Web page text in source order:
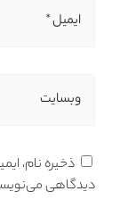
ایمیل *
وبسایت
ذخیره نام،
دیدگاهی